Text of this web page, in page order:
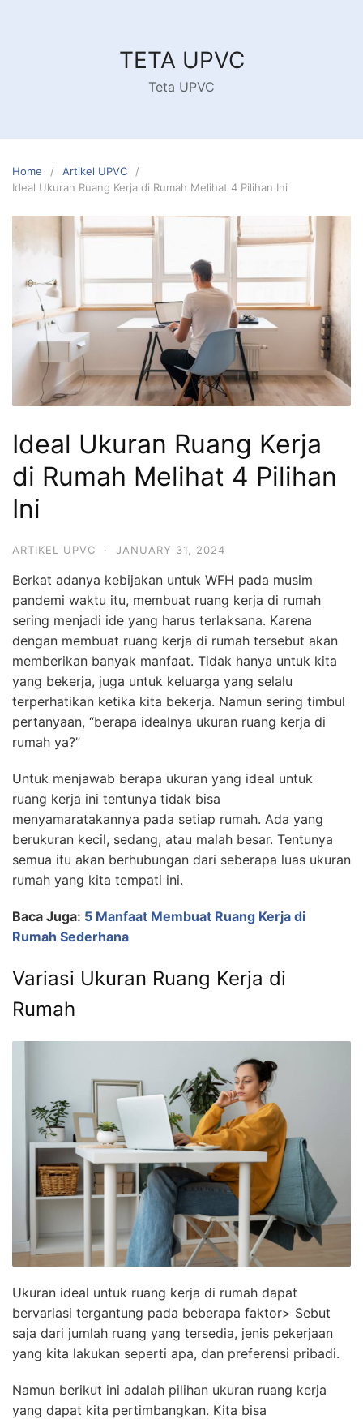
TETA UPVC
Teta UPVC
Home
Artikel UPVC
Ideal Ukuran Ruang Kerja di Rumah Melihat 4 Pilihan Ini
Ideal Ukuran Ruang Kerja
di Rumah Melihat 4 Pilihan
Ini
ARTIKEL UPVC · JANUARY 31, 2024
Berkat adanya kebijakan untuk WFH pada musim
pandemi waktu itu, membuat ruang kerja di rumah
sering menjadi ide yang harus terlaksana. Karena
dengan membuat ruang kerja di rumah tersebut akan
memberikan banyak manfaat. Tidak hanya untuk kita
yang bekerja, juga untuk keluarga yang selalu
terperhatikan ketika kita bekerja. Namun sering timbul
pertanyaan, “berapa idealnya ukuran ruang kerja di
rumah ya?”
Untuk menjawab berapa ukuran yang ideal untuk
ruang kerja ini tentunya tidak bisa
menyamaratakannya pada setiap rumah. Ada yang
berukuran kecil, sedang, atau malah besar. Tentunya
semua itu akan berhubungan dari seberapa luas ukuran
rumah yang kita tempati ini.
Baca Juga: 5 Manfaat Membuat Ruang Kerja di
Rumah Sederhana
Variasi Ukuran Ruang Kerja di
Rumah
Ukuran ideal untuk ruang kerja di rumah dapat
bervariasi tergantung pada beberapa faktor> Sebut
saja dari jumlah ruang yang tersedia, jenis pekerjaan
yang kita lakukan seperti apa, dan preferensi pribadi.
Namun berikut ini adalah pilihan ukuran ruang kerja
yang dapat kita pertimbangkan. Kita bisa